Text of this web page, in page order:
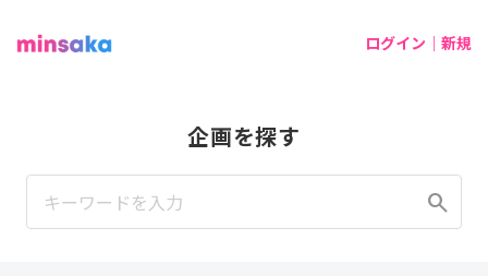
ログイン｜新規
企画を探す
search